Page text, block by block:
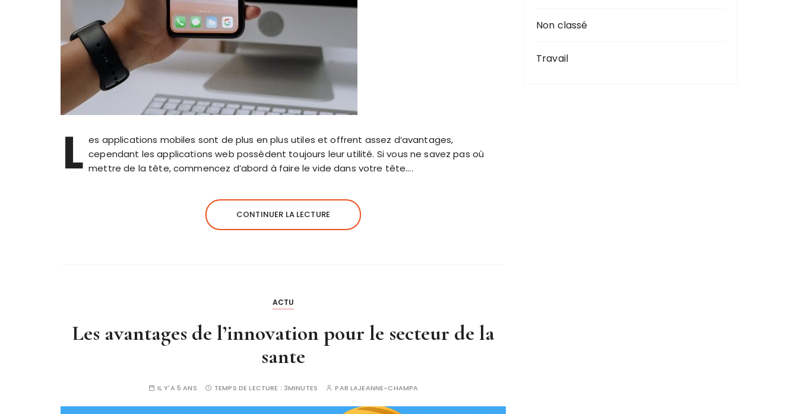
L es applications mobiles sont de plus en plus utiles et offrent assez d’avantages,
cependant les applications web possèdent toujours leur utilité. Si vous ne savez pas où
mettre de la tête, commencez d’abord à faire le vide dans votre tête….
CONTINUER LA LECTURE
ACTU
Les avantages de l’innovation pour le secteur de la
sante
IL Y'A 5 ANS TEMPS DE LECTURE : 3MINUTES PAR LAJEANNE-CHAMPA
Non classé
Travail